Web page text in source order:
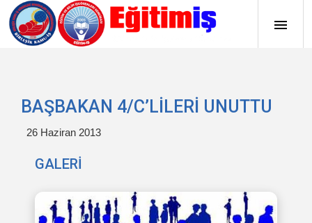
BAŞBAKAN 4/C’LİLERİ UNUTTU
26 Haziran 2013
GALERİ